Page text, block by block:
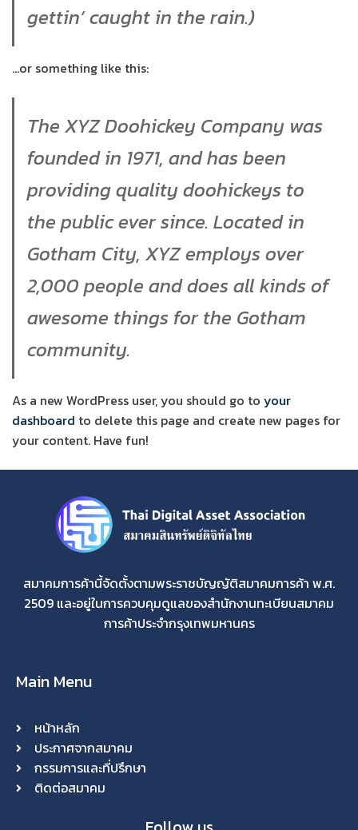
gettin’ caught in the rain.)
…or something like this:
The XYZ Doohickey Company was
founded in 1971, and has been
providing quality doohickeys to
the public ever since. Located in
Gotham City, XYZ employs over
2,000 people and does all kinds of
awesome things for the Gotham
community.
As a new WordPress user, you should go to your
dashboard to delete this page and create new pages for
your content. Have fun!
สมาคมการค้านี้จัดตั้งตามพระราชบัญญัติสมาคมการค้า พ.ศ.
2509 และอยู่ในการควบคุมดูแลของสำนักงานทะเบียนสมาคม
การค้าประจำกรุงเทพมหานคร
Main Menu
หน้าหลัก
ประกาศจากสมาคม
กรรมการและที่ปรึกษา
ติดต่อสมาคม